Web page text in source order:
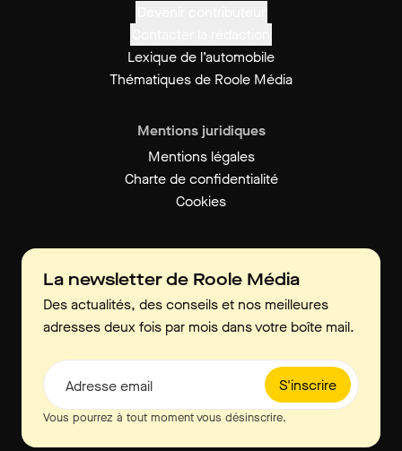
Lexique de l’automobile
Thématiques de Roole Média
Mentions juridiques
Mentions légales
Charte de confidentialité
Cookies
La newsletter de Roole Média
Des actualités, des conseils et nos meilleures
adresses deux fois par mois dans votre boîte mail.
S'inscrire
Adresse email
Vous pourrez à tout moment vous désinscrire.